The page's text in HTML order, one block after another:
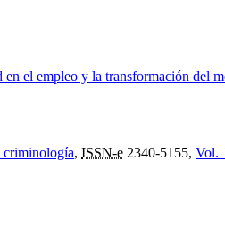
el empleo y la transformación del
criminología, ISSN-e 2340-5155, Vol.